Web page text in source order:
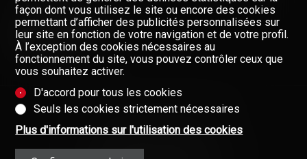
FORMULAIRE DE CONTACT
Newsletter
Données fournies sans garantie
(Mentions contractuelles)
façon dont vous utilisez le site ou encore des cookies
permettant d’afficher des publicités personnalisées sur
leur site en fonction de votre navigation et de votre profil.
À l’exception des cookies nécessaires au
fonctionnement du site, vous pouvez contrôler ceux que
vous souhaitez activer.
D'accord pour tous les cookies
Seuls les cookies strictement nécessaires
Plus d'informations sur l'utilisation des cookies